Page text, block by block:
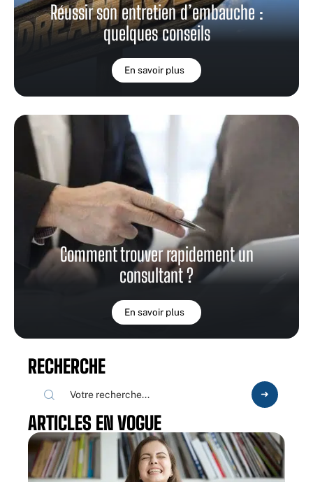
Réussir son entretien d’embauche :
quelques conseils
En savoir plus
Comment trouver rapidement un
consultant ?
En savoir plus
RECHERCHE
ARTICLES EN VOGUE